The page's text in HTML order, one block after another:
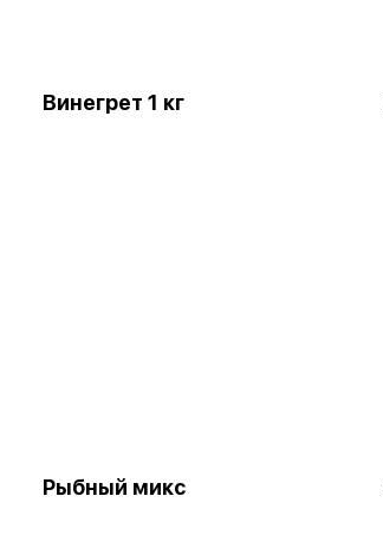
Винегрет 1 кг
Рыбный микс